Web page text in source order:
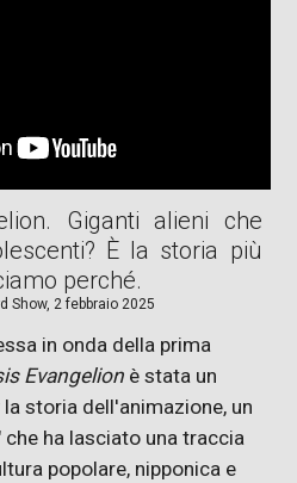
Giganti alieni che
È la storia più
perché.
Show, 2febbraio 2025
in onda della prima
Evangelion è stata un
storia dell'animazione, un
ha lasciato una traccia
popolare, nipponica e